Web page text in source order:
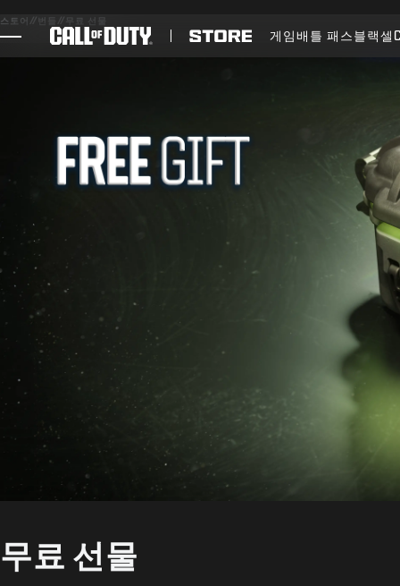
SKIP TO MAIN CONTENT
E스포츠
게임배틀 패스 블랙셀
스토어 // 번들 // 무료 선물
무료 선물